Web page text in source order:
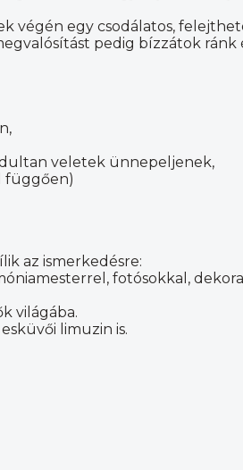
végén egy csodálatos,
pedig bízzátok ránk
veletek ünnepeljenek,
függően)
az ismerkedésre:
fotósokkal,
világába.
limuzin is.